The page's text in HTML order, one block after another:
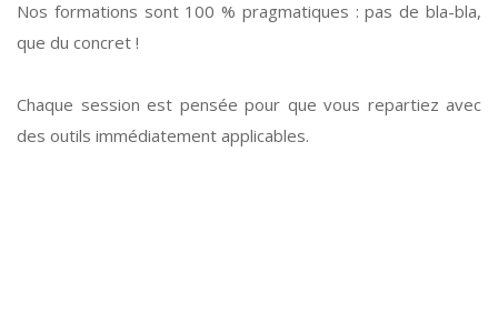
Nos formations sont 100 % pragmatiques : pas de bla-bla,
que du concret !
Chaque session est pensée pour que vous repartiez avec
des outils immédiatement applicables.